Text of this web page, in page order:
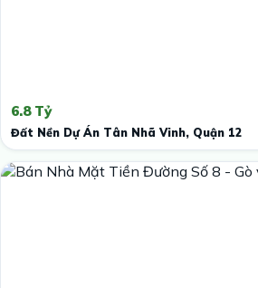
6.8 Tỷ
Đất Nền Dự Án Tân Nhã Vinh, Quận 12